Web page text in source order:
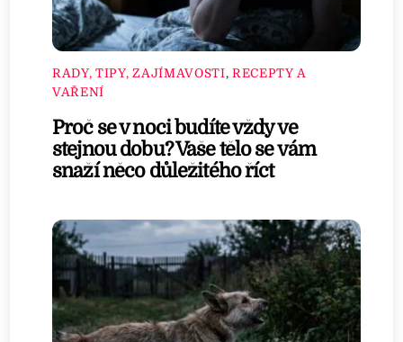
RADY, TIPY, ZAJÍMAVOSTI, RECEPTY A
VAŘENÍ
Proč se v noci budíte vždy ve
stejnou dobu? Vaše tělo se vám
snaží něco důležitého říct